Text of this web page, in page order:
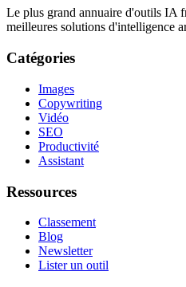
Le plus grand annuaire d'outils IA
meilleures solutions d'intelligence
Catégories
Images
Copywriting
Vidéo
SEO
Productivité
Assistant
Ressources
Classement
Blog
Newsletter
Lister un outil